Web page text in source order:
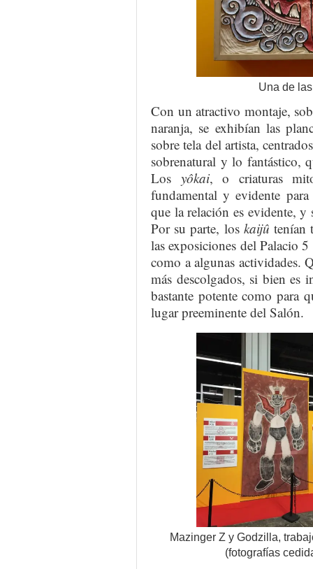
Una de
Con un atractivo montaje,
naranja, se exhibían las
sobre tela del artista,
sobrenatural y lo fantástico,
Los yôkai, o criaturas
fundamental y evidente
que la relación es evidente, y
Por su parte, los kaijû tenían
las exposiciones del Palacio
como a algunas actividades.
más descolgados, si bien es
bastante potente como para
lugar preeminente del Salón.
Mazinger Z y Godzilla,
(fotografías